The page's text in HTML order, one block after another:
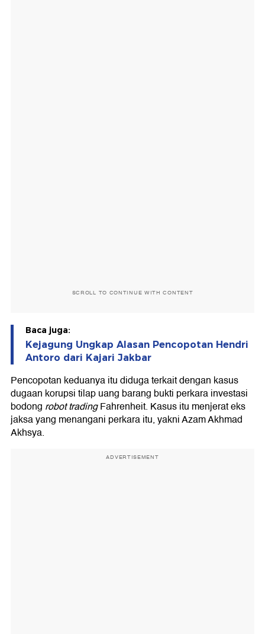
SCROLL TO CONTINUE WITH CONTENT
Baca juga:
Kejagung Ungkap Alasan Pencopotan Hendri
Antoro dari Kajari Jakbar
Pencopotan keduanya itu diduga terkait dengan kasus
dugaan korupsi tilap uang barang bukti perkara investasi
bodong robot tradingFahrenheit. Kasus itu menjerat eks
jaksa yang menangani perkara itu, yakni Azam Akhmad
Akhsya.
ADVERTISEMENT